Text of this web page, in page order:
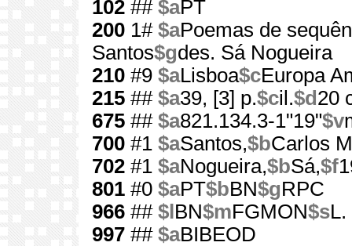
102 ## $aPT
200 1# $aPoemas de
Santos$gdes. Sá Nogueira
210 #9 $aLisboa$cEuropa
215 ## $a39, [3] p.$cil.$d 20
675 ## $a821.134.3-1"19"$v
700 #1 $aSantos,$bCarlos
702 #1 $aNogueira,$bSá,$f
801 #0 $aPT$bBN$gRPC
966 ## $l BN$mFGMON$sL.
997 ## $aBIBEOD